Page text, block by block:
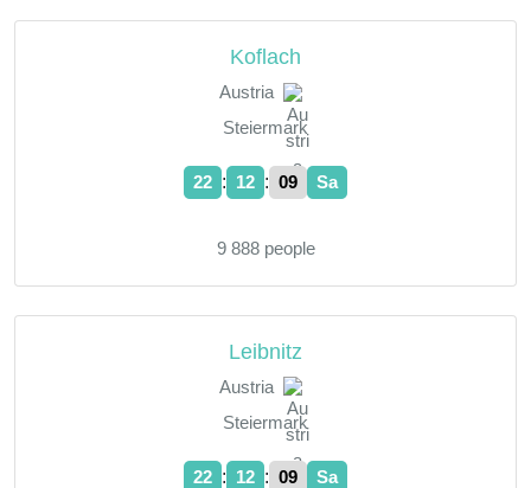
Koflach
Austria
Steiermark
22 : 12 : 10 Sa
9 888 people
Leibnitz
Austria
Steiermark
22 : 12 : 10 Sa